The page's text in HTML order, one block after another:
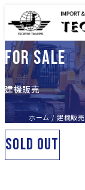
FOR SALE
建機販売
ホーム 建機販売
SOLD OUT